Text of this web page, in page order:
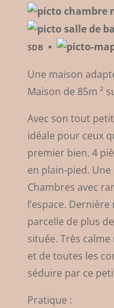
SDB •
Une maison
Maison de 85m ²
Avec son tout
idéale pour ceux
premier bien. 4
en plain-pied.
Chambres avec
l’espace.
parcelle de plus
située. Très
et de toutes les
séduire par ce
Pratique :